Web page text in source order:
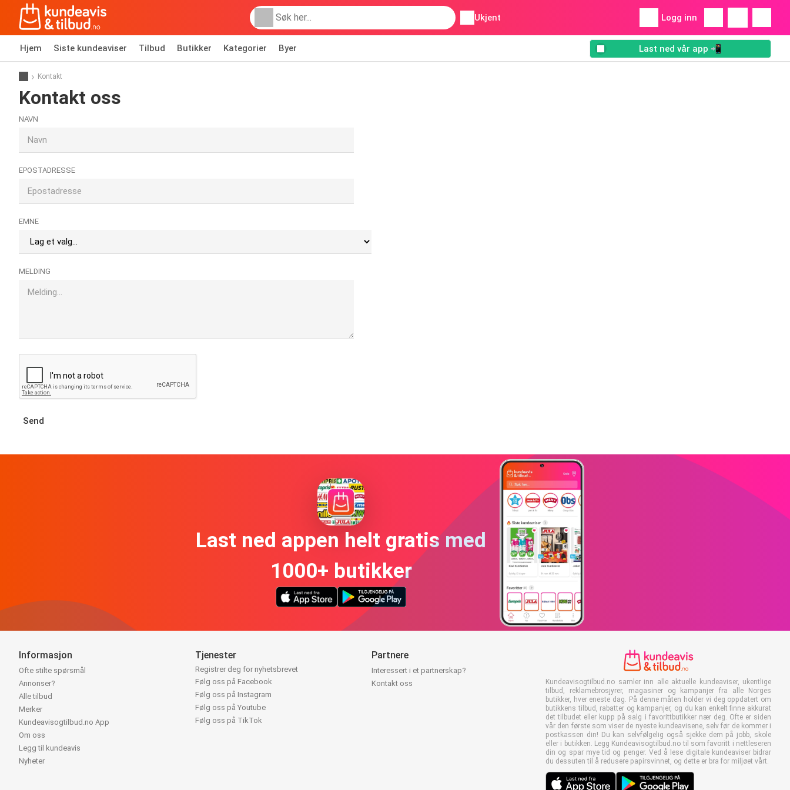
Ukjent Logg inn
Hjem Siste kundeaviser Tilbud Butikker Kategorier Byer Last ned vår app 📲
Kontakt
Kontakt oss
NAVN
EPOSTADRESSE
EMNE
MELDING
Send
Last ned appen helt gratis med
1000+ butikker
Informasjon
Ofte stilte spørsmål
Annonser?
Alle tilbud
Merker
Kundeavisogtilbud.no App
Om oss
Legg til kundeavis
Nyheter
Tjenester
Registrer deg for nyhetsbrevet
Følg oss på Facebook
Følg oss på Instagram
Følg oss på Youtube
Følg oss på TikTok
Partnere
Interessert i et partnerskap?
Kontakt oss
Kundeavisogtilbud.no samler inn alle aktuelle kundeaviser, ukentlige
tilbud, reklamebrosjyrer, magasiner og kampanjer fra alle Norges
butikker, hver eneste dag. På denne måten holder vi deg oppdatert om
butikkens tilbud, rabatter og kampanjer, og du kan enkelt finne akkurat
det tilbudet eller kupp på salg i favorittbutikker nær deg. Ofte er siden
vår den første som viser de nyeste kundeavisene, selv før de kommer i
postkassen din! Du kan selvfølgelig også sjekke dem på jobb, skole
eller i butikken. Legg Kundeavisogtilbud.no til som favoritt i nettleseren
din og spar mye tid og penger. Ved å lese digitale kundeaviser bidrar
du dessuten til å redusere papirsvinnet, og dette er bra for miljøet vårt.